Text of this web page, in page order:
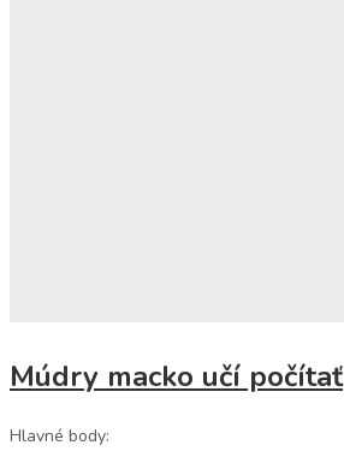
Múdry macko učí počítať
Hlavné body: